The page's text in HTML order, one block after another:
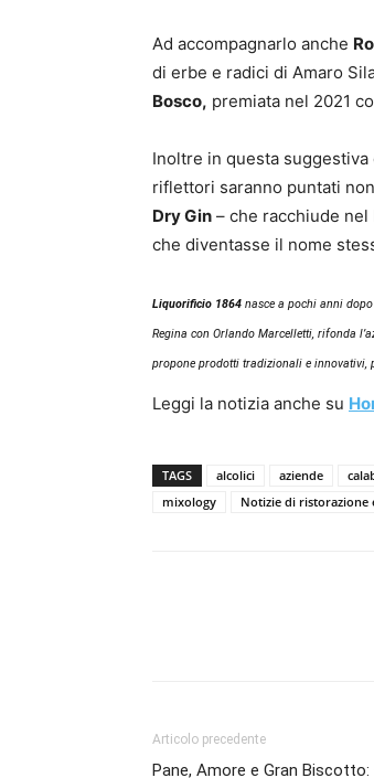
Ad accompagnarlo anche
di erbe e radici di Amaro
Bosco, premiata nel 2021
Inoltre in questa
riflettori saranno puntati
Dry Gin – che racchiude nel
che diventasse il nome
Liquorificio 1864 nasce a pochi anni
Regina con Orlando Marcelletti, rifonda
propone prodotti tradizionali e innovativi,
Leggi la notizia anche su
TAGS alcolici aziende
mixology
Notizie di ristorazione
Articolo precedente
Pane, Amore e Gran